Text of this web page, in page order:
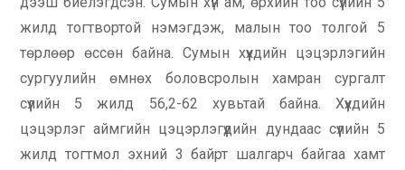
жилд тогтвортой нэмэгдэж, малын тоо толгой 5
төрлөөр өссөн байна. Сумын хүүхдийн цэцэрлэгийн
сургуулийн өмнөх боловсролын хамран сургалт
сүүлийн 5 жилд 56,2-62 хувьтай байна. Хүүхдийн
цэцэрлэг аймгийн цэцэрлэгүүдийн дундаас сүүлийн 5
жилд тогтмол эхний 3 байрт шалгарч байгаа хамт